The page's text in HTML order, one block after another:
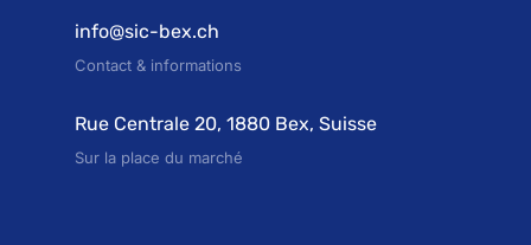
info@sic-bex.ch
Contact & informations
Rue Centrale 20, 1880 Bex, Suisse
Sur la place du marché